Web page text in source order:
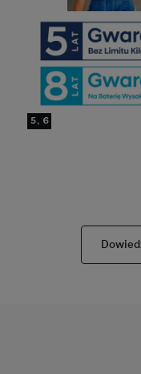
5, 6